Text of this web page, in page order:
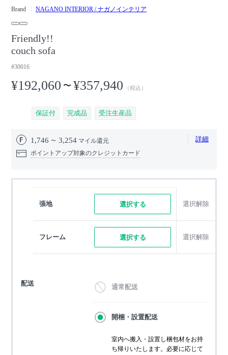
Brand NAGANO INTERIOR / ナガノインテリア
Friendly!!
couch sofa
#30016
¥192,060 〜 ¥357,940 （税込）
保証付 完成品 受注生産品
1,746 3,254 マイル還元 詳細
ポイントアップ対象のクレジットカード
張地 選択する 選択解除
フレーム 選択する 選択解除
配送 通常配送
開梱・設置配送
室内へ搬入・設置し梱包材をお持
ち帰りいたします。必要に応じて